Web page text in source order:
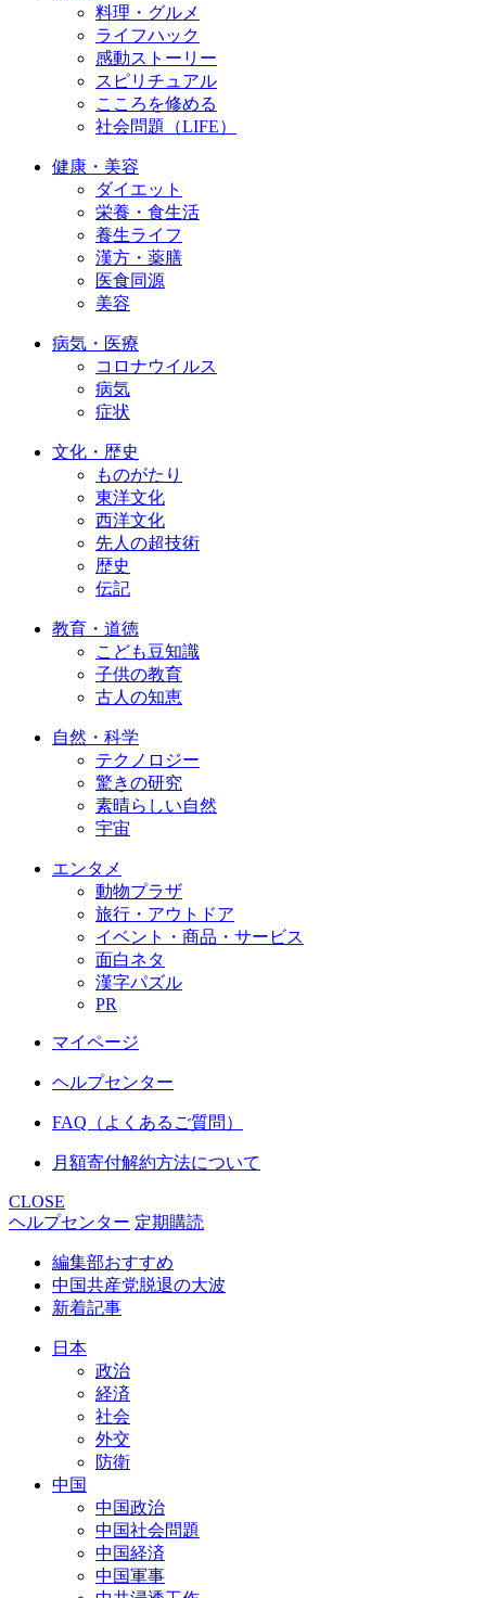
料理・グルメ
ライフハック
感動ストーリー
スピリチュアル
こころを修める
社会問題（LIFE）
健康・美容
ダイエット
栄養・食生活
養生ライフ
漢方・薬膳
医食同源
美容
病気・医療
コロナウイルス
病気
症状
文化・歴史
ものがたり
東洋文化
西洋文化
先人の超技術
歴史
伝記
教育・道徳
こども豆知識
子供の教育
古人の知恵
自然・科学
テクノロジー
驚きの研究
素晴らしい自然
宇宙
エンタメ
動物プラザ
旅行・アウトドア
イベント・商品・サービス
面白ネタ
漢字パズル
PR
マイページ
ヘルプセンター
FAQ（よくあるご質問）
月額寄付解約方法について
CLOSE
ヘルプセンター 定期購読
編集部おすすめ
中国共産党脱退の大波
新着記事
日本
政治
経済
社会
外交
防衛
中国
中国政治
中国社会問題
中国経済
中国軍事